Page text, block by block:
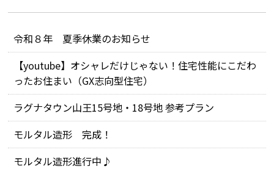
令和８年 夏季休業のお知らせ
【youtube】オシャレだけじゃない！住宅性能にこだわ
ったお住まい（GX志向型住宅）
ラグナタウン山王15号地・18号地 参考プラン
モルタル造形 完成！
モルタル造形進行中♪